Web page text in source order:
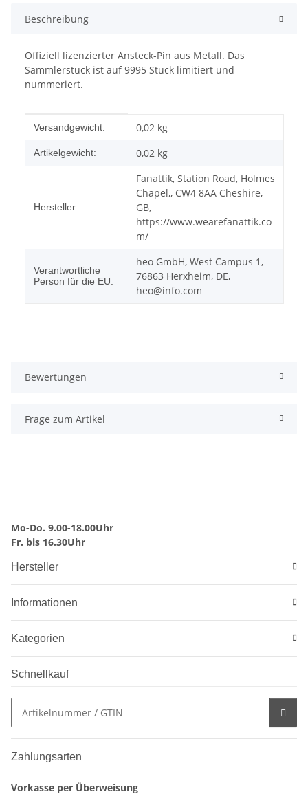
Beschreibung
Offiziell lizenzierter Ansteck-Pin aus Metall. Das
Sammlerstück ist auf 9995 Stück limitiert und
nummeriert.
Produkteigenschaft
Wert
Versandgewicht: 0,02 kg
Artikelgewicht: 0,02 kg
Hersteller:
Fanattik, Station Road, Holmes
Chapel,, CW4 8AA Cheshire,
GB,
https://www.wearefanattik.co
m/
Verantwortliche
Person für die EU:
heo GmbH, West Campus 1,
76863 Herxheim, DE,
heo@info.com
Bewertungen
Frage zum Artikel
Mo-Do. 9.00-18.00Uhr
Fr. bis 16.30Uhr
Hersteller
Informationen
Kategorien
Schnellkauf
Zahlungsarten
Vorkasse per Überweisung